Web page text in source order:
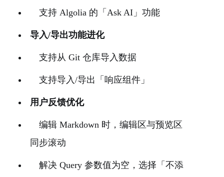
支持 Algolia 的「Ask AI」功能
导入/导出功能进化
支持从 Git 仓库导入数据
支持导入/导出「响应组件」
用户反馈优化
编辑 Markdown 时，编辑区与预览区
同步滚动
解决 Query 参数值为空，选择「不添